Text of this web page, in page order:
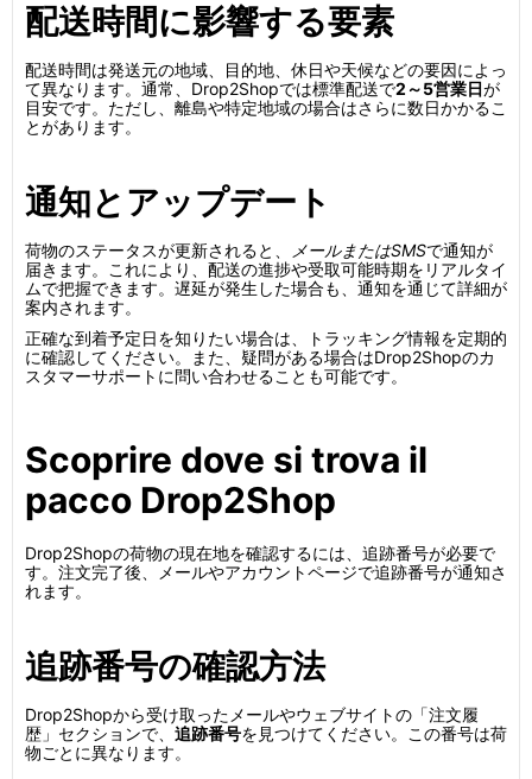
配送時間に影響する要素
配送時間は発送元の地域、目的地、休日や天候などの要因によっ
て異なります。通常、Drop2Shopでは標準配送で2～5営業日が
目安です。ただし、離島や特定地域の場合はさらに数日かかるこ
とがあります。
通知とアップデート
荷物のステータスが更新されると、 メールまたはSMSで通知が
届きます。これにより、配送の進捗や受取可能時期をリアルタイ
ムで把握できます。遅延が発生した場合も、通知を通じて詳細が
案内されます。
正確な到着予定日を知りたい場合は、トラッキング情報を定期的
に確認してください。また、疑問がある場合はDrop2Shopのカ
スタマーサポートに問い合わせることも可能です。
Scoprire dove si trova il
pacco Drop2Shop
Drop2Shopの荷物の現在地を確認するには、追跡番号が必要で
す。注文完了後、メールやアカウントページで追跡番号が通知さ
れます。
追跡番号の確認方法
Drop2Shopから受け取ったメールやウェブサイトの「注文履
歴」セクションで、 追跡番号を見つけてください。この番号は荷
物ごとに異なります。